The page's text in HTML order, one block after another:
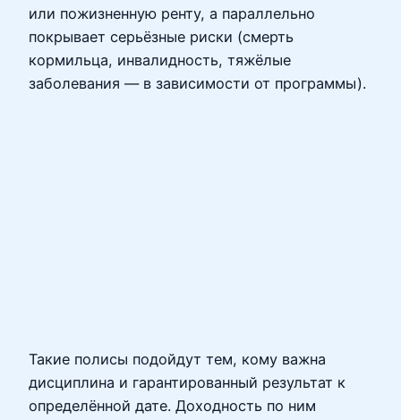
или пожизненную ренту, а параллельно
покрывает серьёзные риски (смерть
кормильца, инвалидность, тяжёлые
заболевания — в зависимости от программы).
Такие полисы подойдут тем, кому важна
дисциплина и гарантированный результат к
определённой дате. Доходность по ним